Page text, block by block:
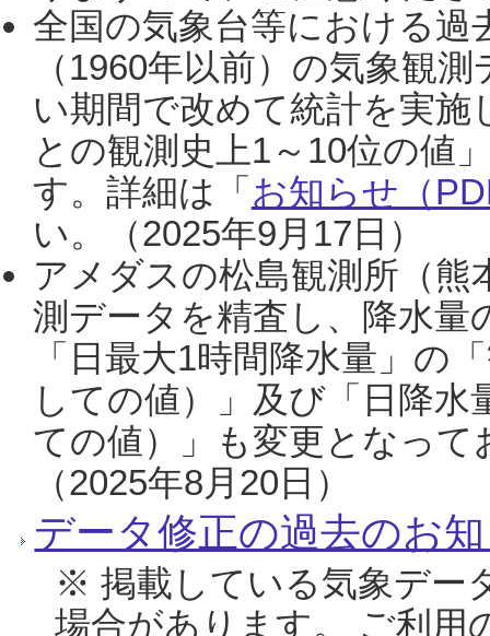
全国の気象台等における過
（1960年以前）の気象観
い期間で改めて統計を実
との観測史上1～10位の値
す。詳細は「 お知らせ（
い。（2025年9月17日）
アメダスの松島観測所（熊
測データを精査し、降水
「日最大1時間降水量」の
しての値）」及び「日降
ての値）」も変更となっ
（2025年8月20日）
データ修正の過去のお
※ 掲載している気象デー
場合があります。 ご利用